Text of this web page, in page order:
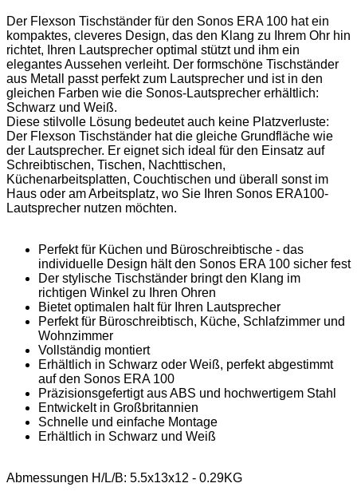
Der Flexson Tischständer für den Sonos ERA 100 hat ein
kompaktes, cleveres Design, das den Klang zu Ihrem Ohr hin
richtet, Ihren Lautsprecher optimal stützt und ihm ein
elegantes Aussehen verleiht. Der formschöne Tischständer
aus Metall passt perfekt zum Lautsprecher und ist in den
gleichen Farben wie die Sonos-Lautsprecher erhältlich:
Schwarz und Weiß.
Diese stilvolle Lösung bedeutet auch keine Platzverluste:
Der Flexson Tischständer hat die gleiche Grundfläche wie
der Lautsprecher. Er eignet sich ideal für den Einsatz auf
Schreibtischen, Tischen, Nachttischen,
Küchenarbeitsplatten, Couchtischen und überall sonst im
Haus oder am Arbeitsplatz, wo Sie Ihren Sonos ERA100-
Lautsprecher nutzen möchten.
Perfekt für Küchen und Büroschreibtische - das
individuelle Design hält den Sonos ERA 100 sicher fest
Der stylische Tischständer bringt den Klang im
richtigen Winkel zu Ihren Ohren
Bietet optimalen halt für Ihren Lautsprecher
Perfekt für Büroschreibtisch, Küche, Schlafzimmer und
Wohnzimmer
Vollständig montiert
Erhältlich in Schwarz oder Weiß, perfekt abgestimmt
auf den Sonos ERA 100
Präzisionsgefertigt aus ABS und hochwertigem Stahl
Entwickelt in Großbritannien
Schnelle und einfache Montage
Erhältlich in Schwarz und Weiß
Abmessungen H/L/B: 5.5x13x12 - 0.29KG